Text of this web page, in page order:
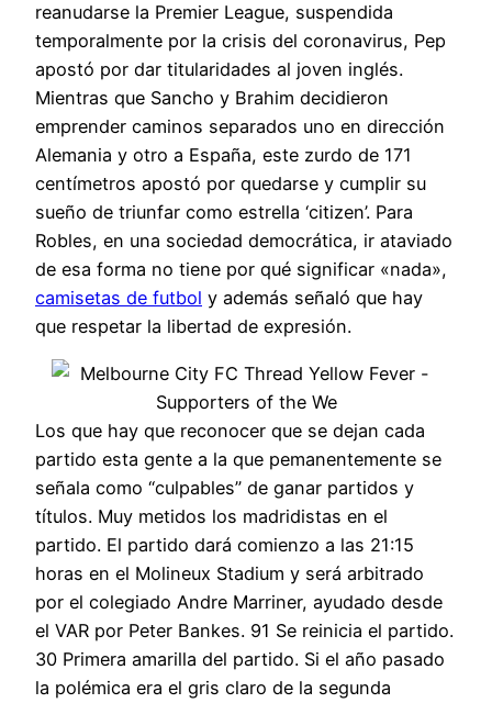
reanudarse la Premier League, suspendida
temporalmente por la crisis del coronavirus, Pep
apostó por dar titularidades al joven inglés.
Mientras que Sancho y Brahim decidieron
emprender caminos separados uno en dirección
Alemania y otro a España, este zurdo de 171
centímetros apostó por quedarse y cumplir su
sueño de triunfar como estrella ‘citizen’. Para
Robles, en una sociedad democrática, ir ataviado
de esa forma no tiene por qué significar «nada»,
camisetas de futbol y además señaló que hay
que respetar la libertad de expresión.
Los que hay que reconocer que se dejan cada
partido esta gente a la que pemanentemente se
señala como “culpables” de ganar partidos y
títulos. Muy metidos los madridistas en el
partido. El partido dará comienzo a las 21:15
horas en el Molineux Stadium y será arbitrado
por el colegiado Andre Marriner, ayudado desde
el VAR por Peter Bankes. 91 Se reinicia el partido.
30 Primera amarilla del partido. Si el año pasado
la polémica era el gris claro de la segunda